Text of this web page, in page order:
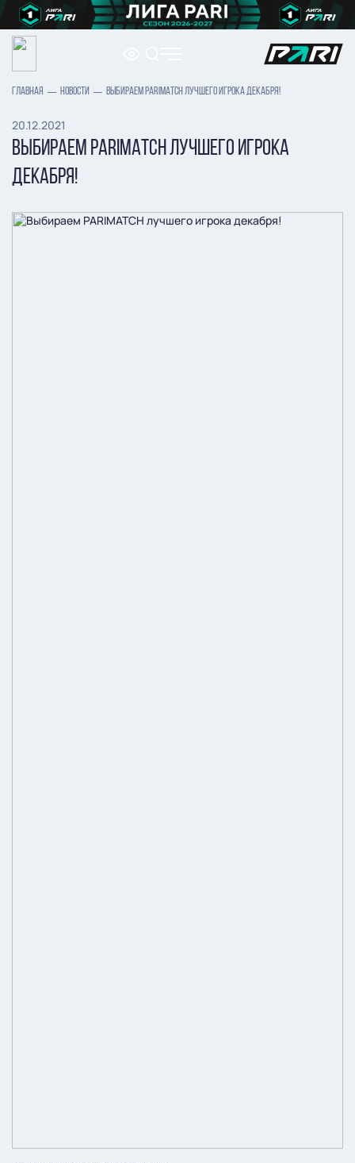
ГЛАВНАЯ НОВОСТИ ВЫБИРАЕМ PARIMATCH ЛУЧШЕГО ИГРОКА ДЕКАБРЯ!
20.12.2021
ВЫБИРАЕМ PARIMATCH ЛУЧШЕГО ИГРОКА
ДЕКАБРЯ!